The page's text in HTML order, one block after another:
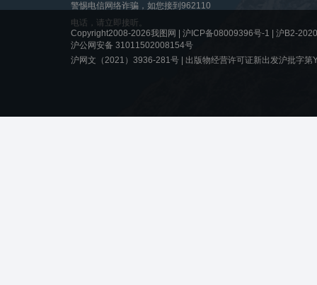
警惕电信网络诈骗，如您接到962110
电话，请立即接听。
Copyright2008-2026我图网 | 沪ICP备08009396号-1
沪B2-
沪公网安备 31011502008154号
沪网文（2021）3936-281号 | 出版物经营许可证新出发沪批字第